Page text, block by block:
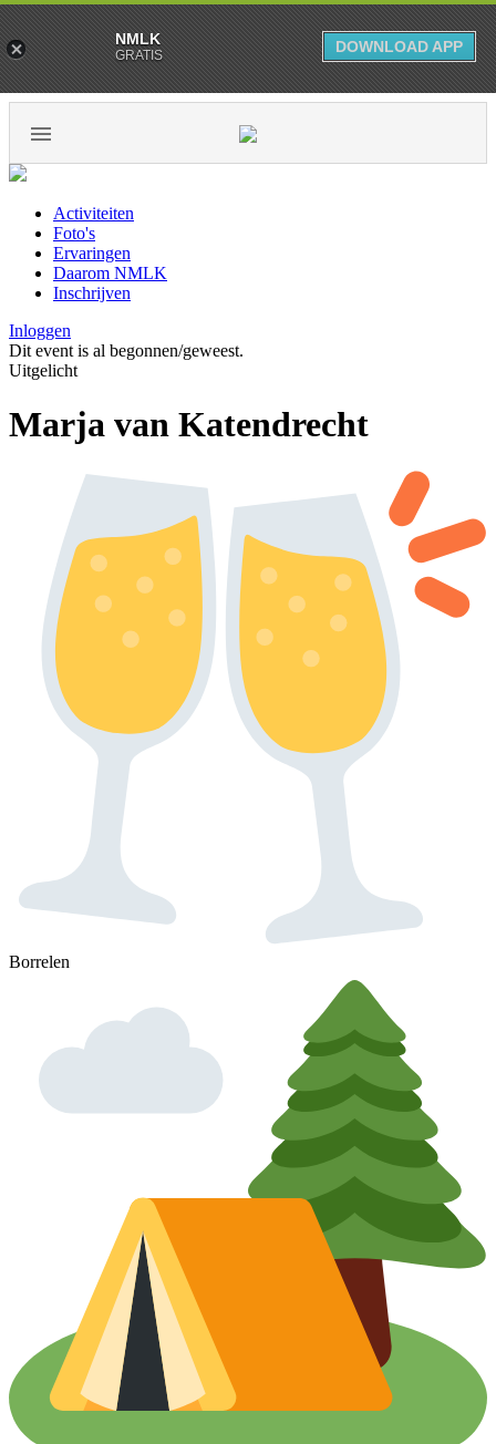
Activiteiten
Foto's
Ervaringen
Daarom NMLK
Inschrijven
Inloggen
Dit event is al begonnen/geweest.
Uitgelicht
Marja van Katendrecht
Borrelen
NMLK
GRATIS DOWNLOAD APP